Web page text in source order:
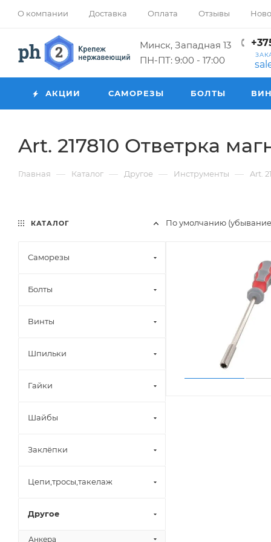
О компании Доставка Оплата Отзывы
Минск, Западная 13
ПН-ПТ: 9:00 - 17:00
АКЦИИ САМОРЕЗЫ БОЛТЫ
Art. 217810 Ответрка
Главная — Каталог — Другое — Инструменты — Art.
По умолчанию
КАТАЛОГ
Саморезы
Болты
Винты
Шпильки
Гайки
Шайбы
Заклёпки
Цепи,тросы,такелаж
Другое
Анкера